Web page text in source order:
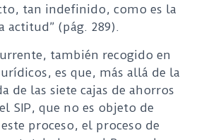
tan indefinido, como es la
actitud” (pág. 289).
también recogido en
es que, más allá de la
de las siete cajas de ahorros
SIP, que no es objeto de
proceso, el proceso de